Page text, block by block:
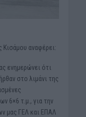
αναφέρει:
ενημερώνει ότι
στο λιμάνι της
6×6 τ.μ., για την
μας ΓΕΛ και ΕΠΑΛ